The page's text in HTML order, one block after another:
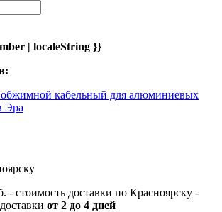
| localeString }}
кабельный для алюминиевых
Эра
- стоимость доставки по Красноярску -
от 2 до 4 дней